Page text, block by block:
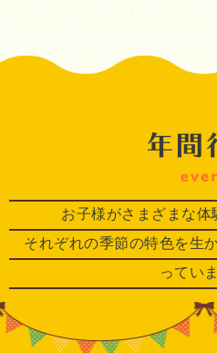
お子様がさまざまな体
それぞれの季節の特色を生
ってい